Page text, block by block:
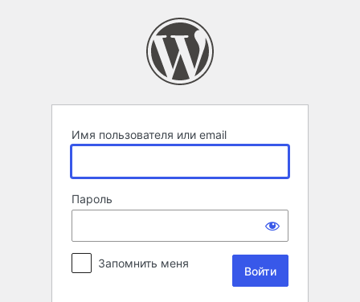
Имя пользователя или email
Пароль
Запомнить меня